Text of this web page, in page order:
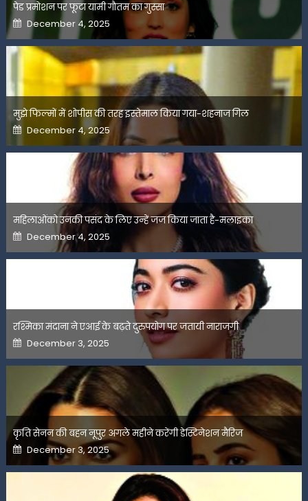
पेड प्रमोशन पर फूटा यामी गौतम का गुस्सा
Posted
on
December 4, 2025
मुझे फिल्मों में शोपीस की तरह इस्तेमाल किया गया-शहनाज गिल
Posted
on
December 4, 2025
महिलाओंको उनकी पसंद के लिए उन्हें जज किया जाता है-मलाइका
Posted
on
December 4, 2025
रश्मिका मंदाना ने एआई के बढ़ते दुरुपयोग पर जतायी नाराजगी
Posted
on
December 3, 2025
कृति सेनन की बहन नूपुर अगले महीने करेंगी डेस्टिनेशन मैरिज
Posted
on
December 3, 2025